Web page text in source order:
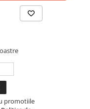
promotiile